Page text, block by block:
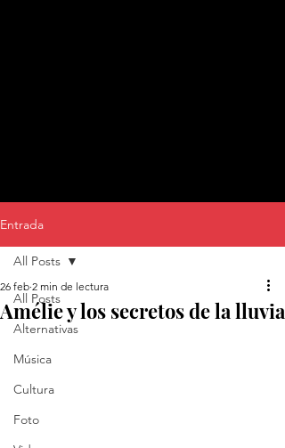
Entrada
All Posts
Alternativas
Música
Cultura
Foto
All Posts
Amélie y los secretos de la lluvia
26 feb 2 min de lectura